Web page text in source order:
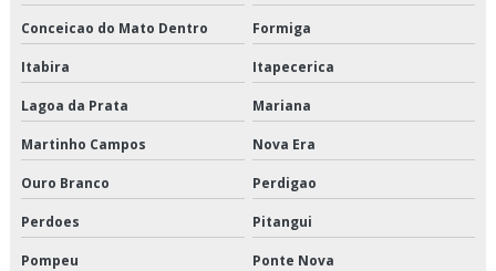
Entrega de refrigerados em sp
Entrega de refrigerados preço
Entrega de refrigerados são paulo
Entrega de refrigerados valor
Entregas fracionadas são paulo
Conceicao do Mato Dentro Formiga
Itabira Itapecerica
Lagoa da Prata Mariana
Martinho Campos Nova Era
Ouro Branco Perdigao
Perdoes Pitangui
Pompeu Ponte Nova